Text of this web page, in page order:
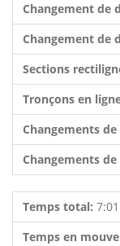
Changement de
Changement de
Sections
Tronçons en
Changements
Changements
Temps total:
Temps en